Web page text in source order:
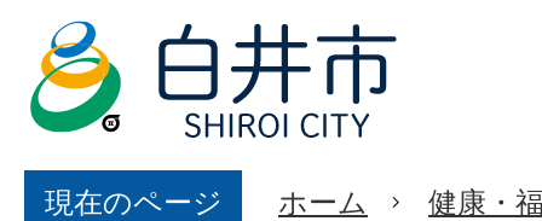
現在のページ ホーム 健康・